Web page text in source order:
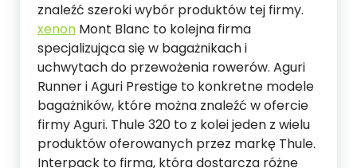
znaleźć szeroki wybór produktów tej firmy.
xenon Mont Blanc to kolejna firma
specjalizująca się w bagażnikach i
uchwytach do przewożenia rowerów. Aguri
Runner i Aguri Prestige to konkretne modele
bagażników, które można znaleźć w ofercie
firmy Aguri. Thule 320 to z kolei jeden z wielu
produktów oferowanych przez markę Thule.
Interpack to firma, która dostarcza różne